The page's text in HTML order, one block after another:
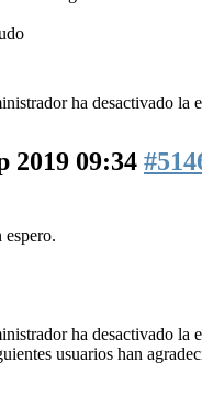
ha desactivado la
2019 09:34
espero.
ha desactivado la
usuarios han